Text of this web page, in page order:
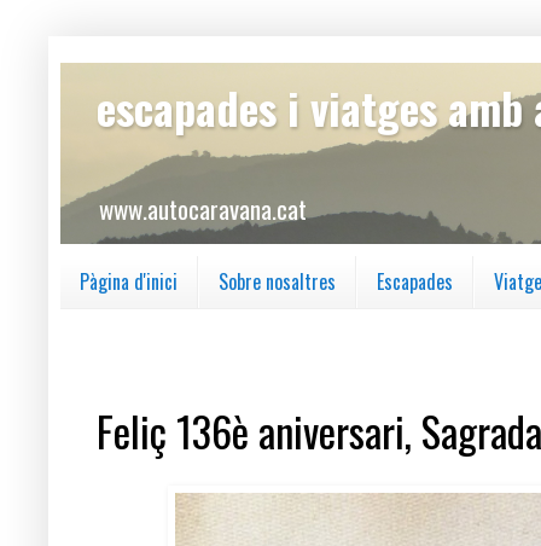
escapades i viatges
www.autocaravana.cat
Pàgina d'inici Sobre nosaltres Escapades
Feliç 136è aniversari,